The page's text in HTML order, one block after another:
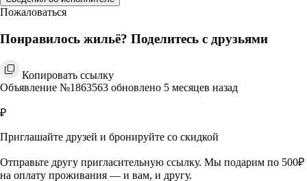
Пожаловаться
Понравилось жильё? Поделитесь с друзьями
Копировать ссылку
Объявление №1863563 обновлено 5 месяцев назад
₽
Приглашайте друзей и бронируйте со скидкой
Отправьте другу пригласительную ссылку. Мы подарим по 500₽
на оплату проживания — и вам, и другу.